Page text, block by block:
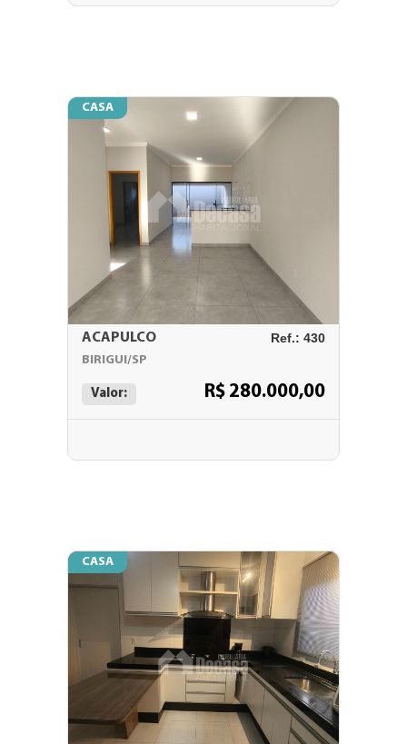
CASA
ACAPULCO Ref.: 430
BIRIGUI/SP
Valor: R$ 280.000,00
CASA